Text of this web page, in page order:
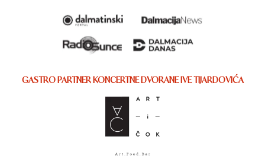
GASTRO PARTNER KONCERTNE DVORANE IVE TIJARDOVIĆA